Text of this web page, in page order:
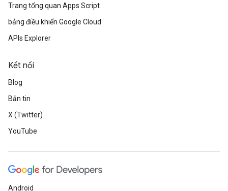
Trang tổng quan Apps Script
bảng điều khiển Google Cloud
APIs Explorer
Kết nối
Blog
Bản tin
X (Twitter)
YouTube
Android